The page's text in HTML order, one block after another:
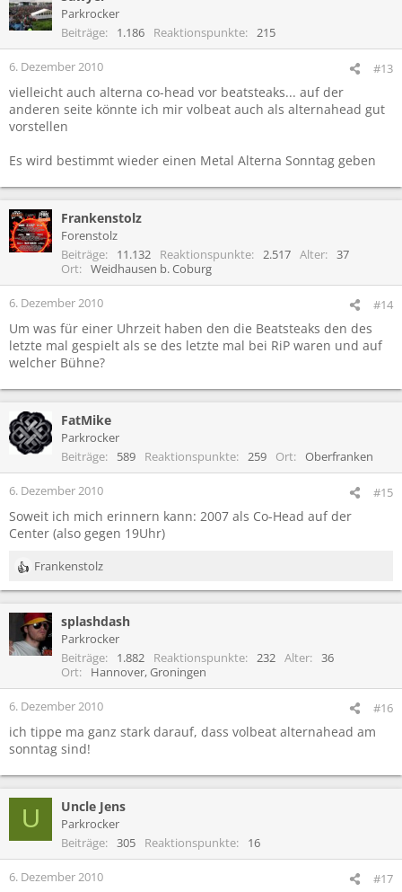
Parkrocker
Beiträge
1.186 Reaktionspunkte 215
6. Dezember 2010 #13
vielleicht auch alterna co-head vor beatsteaks... auf der
anderen seite könnte ich mir volbeat auch als alternahead gut
vorstellen
Es wird bestimmt wieder einen Metal Alterna Sonntag geben
Frankenstolz
Forenstolz
Beiträge
11.132 Reaktionspunkte 2.517 Alter
37
Ort
Weidhausen b. Coburg
6. Dezember 2010 #14
Um was für einer Uhrzeit haben den die Beatsteaks den des
letzte mal gespielt als se des letzte mal bei RiP waren und auf
welcher Bühne?
FatMike
Parkrocker
Beiträge
589 Reaktionspunkte 259 Ort Oberfranken
6. Dezember 2010 #15
Soweit ich mich erinnern kann: 2007 als Co-Head auf der
Center (also gegen 19Uhr)
R
e
i
n
:
Frankenstolz
splashdash
Parkrocker
Beiträge
1.882 Reaktionspunkte 232 Alter
36
Ort
Hannover, Groningen
6. Dezember 2010 #16
ich tippe ma ganz stark darauf, dass volbeat alternahead am
sonntag sind!
U Uncle Jens
Parkrocker
Beiträge
305 Reaktionspunkte 16
6. Dezember 2010 #17